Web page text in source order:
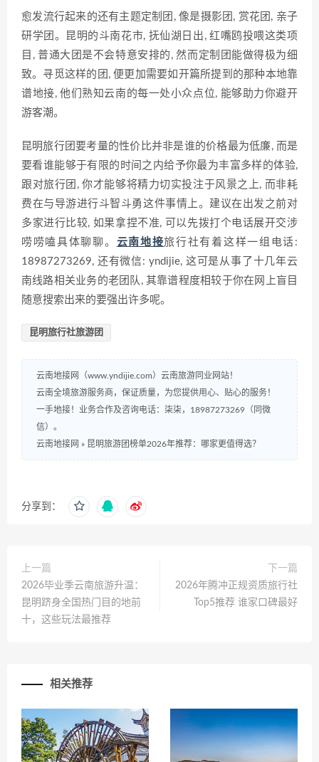
愈发流行起来的还有主题定制团, 像是摄影团, 赏花团, 亲子
研学团。昆明的斗南花市, 抚仙湖日出, 红嘴鸥投喂这类项
目, 普通大团是不会特意安排的, 然而定制团能做得极为细
致。寻觅这样的团, 便更加需要如开篇所提到的那种本地靠
谱地接, 他们熟知云南的每一处小众点位, 能够助力你避开
游客潮。
昆明旅行团要考量的性价比并非是谁的价格最为低廉, 而是
要看谁能够于有限的时间之内给予你最为丰富多样的体验,
跟对旅行团, 你才能够将精力切实投注于风景之上, 而非耗
费在与导游进行斗智斗勇这件事情上。建议在出发之前对
多家进行比较, 如果拿捏不准, 可以先拨打个电话展开交涉
唠唠嗑具体聊聊。 云南地接旅行社有着这样一组电话:
18987273269, 还有微信: yndijie, 这可是从事了十几年云
南线路相关业务的老团队, 其靠谱程度相较于你在网上盲目
随意搜索出来的要强出许多呢。
昆明旅行社旅游团
云南地接网（www.yndijie.com）云南旅游同业网站！
云南全境旅游服务商，保证质量，为您提供用心、贴心的服务！
一手地接！业务合作及咨询电话：柒柒，18987273269（同微
信）。
云南地接网 » 昆明旅游团榜单2026年推荐：哪家更值得选？
分享到：
上一篇
2026毕业季云南旅游升温：
昆明跻身全国热门目的地前
十，这些玩法最推荐
下一篇
2026年腾冲正规资质旅行社
Top5推荐 谁家口碑最好
相关推荐